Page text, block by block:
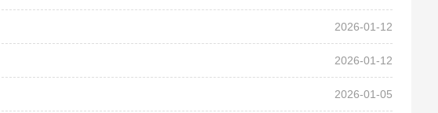
2026-01-12
2026-01-12
2026-01-05